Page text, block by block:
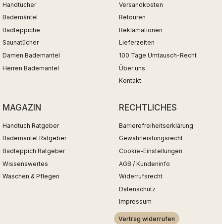
Handtücher
Bademäntel
Badteppiche
Saunatücher
Damen Bademantel
Herren Bademantel
Versandkosten
Retouren
Reklamationen
Lieferzeiten
100 Tage Umtausch-Recht
Über uns
Kontakt
MAGAZIN
Handtuch Ratgeber
Bademantel Ratgeber
Badteppich Ratgeber
Wissenswertes
Waschen & Pflegen
RECHTLICHES
Barrierefreiheitserklärung
Gewährleistungsrecht
Cookie-Einstellungen
AGB / Kundeninfo
Widerrufsrecht
Datenschutz
Impressum
Vertrag widerrufen